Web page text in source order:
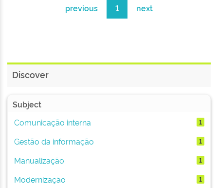
previous 1 next
Discover
Subject
Comunicação interna
1
Gestão da informação 1
Manualização 1
Modernização 1